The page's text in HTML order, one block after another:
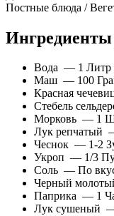
Постные блюда /
Ингредиенты
Вода — 1 Литр
Маш — 100
Красная
Стебель
Морковь — 1
Лук репчатый
Чеснок — 1-2
Укроп — 1/3
Соль — По
Черный
Паприка — 1
Лук сушеный